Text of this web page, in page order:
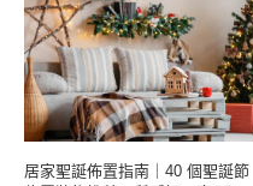
居家聖誕佈置指南｜40 個聖誕節